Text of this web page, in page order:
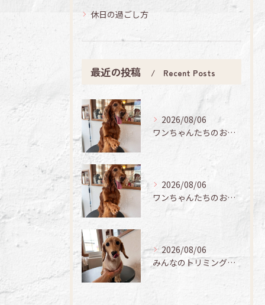
休日の過ごし方
最近の投稿 Recent Posts
2026/08/06
ワンちゃんたちのお手入れ日記🐶✨
2026/08/06
ワンちゃんたちのお手入れ日記🐶✨
2026/08/06
みんなのトリミング日記🌟